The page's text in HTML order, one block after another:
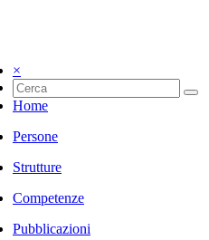
×
Home
Persone
Strutture
Competenze
Pubblicazioni